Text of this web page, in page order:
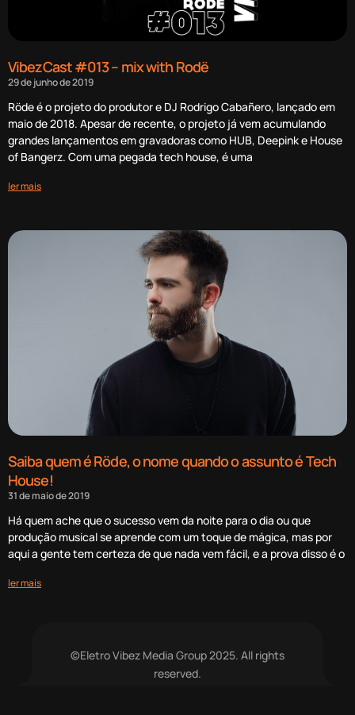
VibezCast #013 – mix with Rodë
29 de junho de 2019
Röde é o projeto do produtor e DJ Rodrigo Cabañero, lançado em
maio de 2018. Apesar de recente, o projeto já vem acumulando
grandes lançamentos em gravadoras como HUB, Deepink e House
of Bangerz. Com uma pegada tech house, é uma
ler mais
Saiba quem é Röde, o nome quando o assunto é Tech
House!
31 de maio de 2019
Há quem ache que o sucesso vem da noite para o dia ou que
produção musical se aprende com um toque de mágica, mas por
aqui a gente tem certeza de que nada vem fácil, e a prova disso é o
ler mais
©Eletro Vibez Media Group 2025. All rights
reserved.